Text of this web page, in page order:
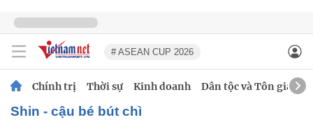
# ASEAN CUP 2026
Chính trị Thời sự Kinh doanh Dân tộc và Tôn giáo
Shin - cậu bé bút chì